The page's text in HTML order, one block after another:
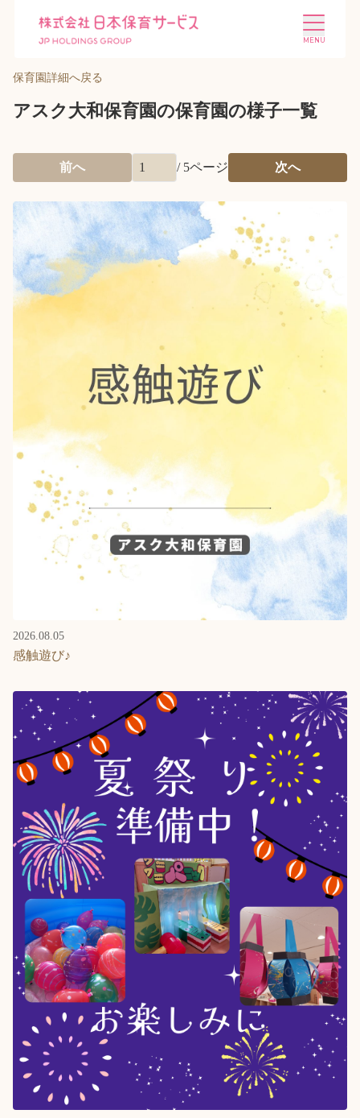
施設を探す 選ばれる理由
会社概要 ニュース
採用情報
Language
利用者の声
プライバシーポリシー
保育園詳細へ戻る
アスク大和保育園の保育園の様子一覧
前へ / 5ページ 次へ
2026.08.05
感触遊び♪